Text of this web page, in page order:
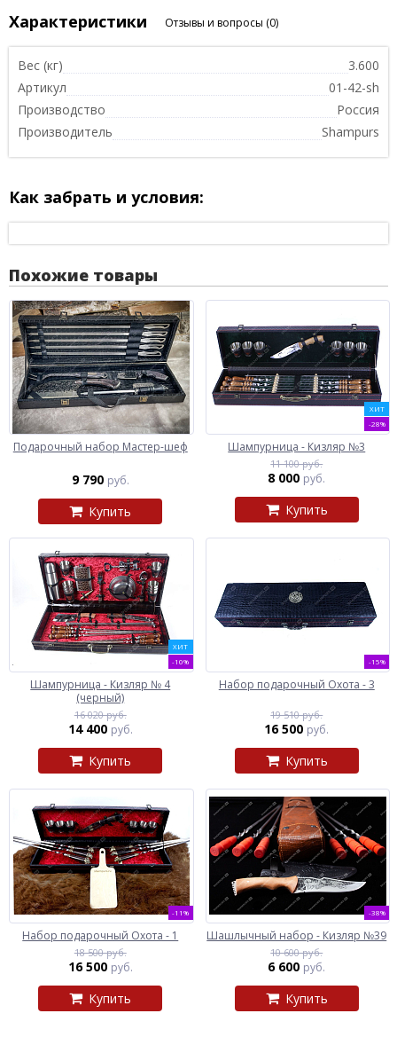
Характеристики Отзывы и вопросы (0)
Вес (кг)
3.600
Артикул
01-42-sh
Производство
Россия
Производитель
Shampurs
Как забрать и условия:
Похожие товары
Подарочный набор Мастер-шеф
9 790 руб.
Купить
ХИТ
-28%
Шампурница - Кизляр №3
11 100 руб.
8 000 руб.
Купить
ХИТ
-10%
Шампурница - Кизляр № 4
(черный)
16 020 руб.
14 400 руб.
Купить
-15%
Набор подарочный Охота - 3
19 510 руб.
16 500 руб.
Купить
-11%
Набор подарочный Охота - 1
18 500 руб.
16 500 руб.
Купить
-38%
Шашлычный набор - Кизляр №39
10 600 руб.
6 600 руб.
Купить